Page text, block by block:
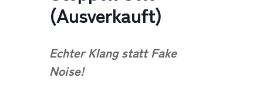
(Ausverkauft)
Echter Klang statt Fake
Noise!